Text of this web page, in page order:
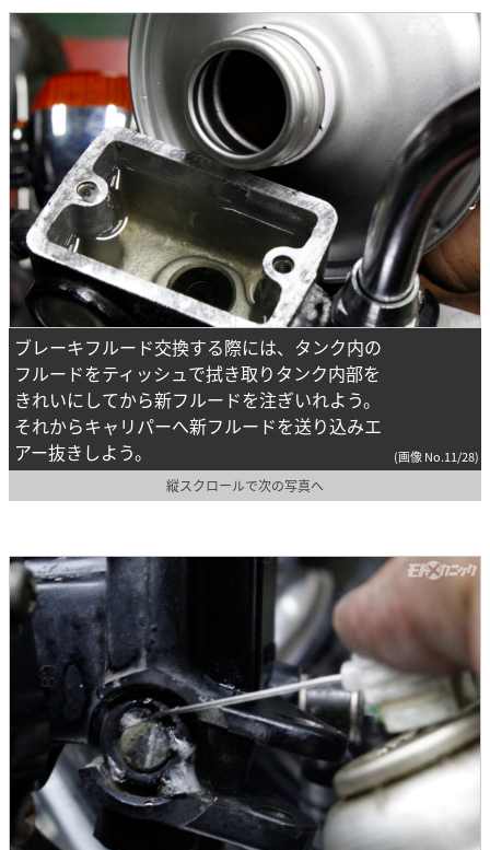
ブレーキフルード交換する際には、タンク内の
フルードをティッシュで拭き取りタンク内部を
きれいにしてから新フルードを注ぎいれよう。
それからキャリパーへ新フルードを送り込みエ
アー抜きしよう。
(画像 No.11/28)
縦スクロールで次の写真へ